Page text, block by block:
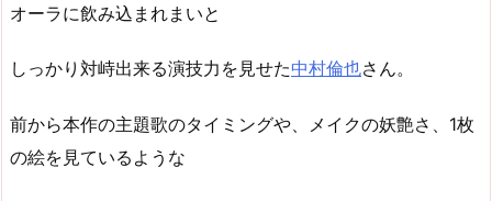
オーラに飲み込まれまいと
しっかり対峙出来る演技力を見せた中村倫也さん。
前から本作の主題歌のタイミングや、メイクの妖艶さ、1枚
の絵を見ているような